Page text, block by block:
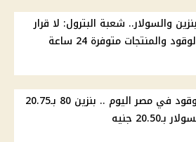
والسولار.. شعبة البترول: لا قرار
والمنتجات متوفرة 24 ساعة
أسعار الوقود في مصر اليوم .. بنزين 80 بـ20.75
جنيه